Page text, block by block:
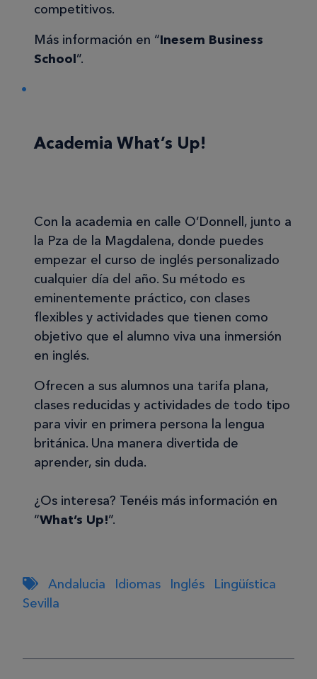
competitivos.
Más información en “Inesem Business
School”.
Academia What’s Up!
Con la academia en calle O’Donnell, junto a
la Pza de la Magdalena, donde puedes
empezar el curso de inglés personalizado
cualquier día del año. Su método es
eminentemente práctico, con clases
flexibles y actividades que tienen como
objetivo que el alumno viva una inmersión
en inglés.
Ofrecen a sus alumnos una tarifa plana,
clases reducidas y actividades de todo tipo
para vivir en primera persona la lengua
británica. Una manera divertida de
aprender, sin duda.
¿Os interesa? Tenéis más información en
“What’s Up!”.
Andalucia Idiomas Inglés
Lingüística
Sevilla